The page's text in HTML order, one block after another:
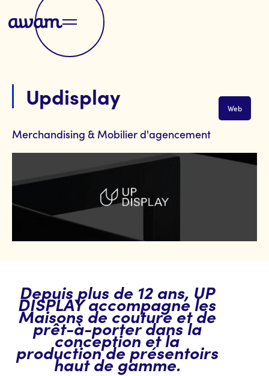
Updisplay Web
Merchandising & Mobilier d'agencement
Depuis plus de 12 ans, UP
DISPLAY accompagne les
Maisons de couture et de
prêt-à-porter dans la
conception et la
production de présentoirs
haut de gamme.